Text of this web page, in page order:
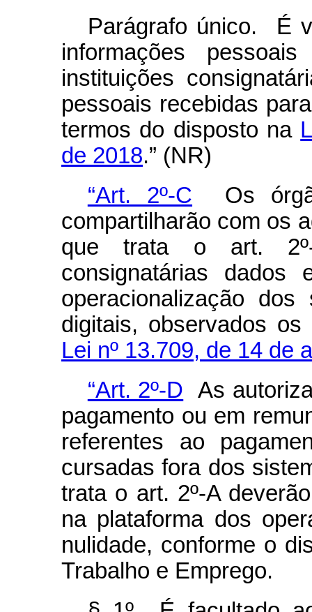
Parágrafo único. É
informações
instituições
pessoais recebidas
termos do disposto na
de 2018.” (NR)
“Art. 2º-C Os
compartilharão com os
que trata o art.
consignatárias dados
operacionalização
digitais, observados
Lei nº 13.709, de 14 de
“Art. 2º-D As
pagamento ou em
referentes ao
cursadas fora dos
trata o art. 2º-A
na plataforma dos
nulidade, conforme o
Trabalho e Emprego.